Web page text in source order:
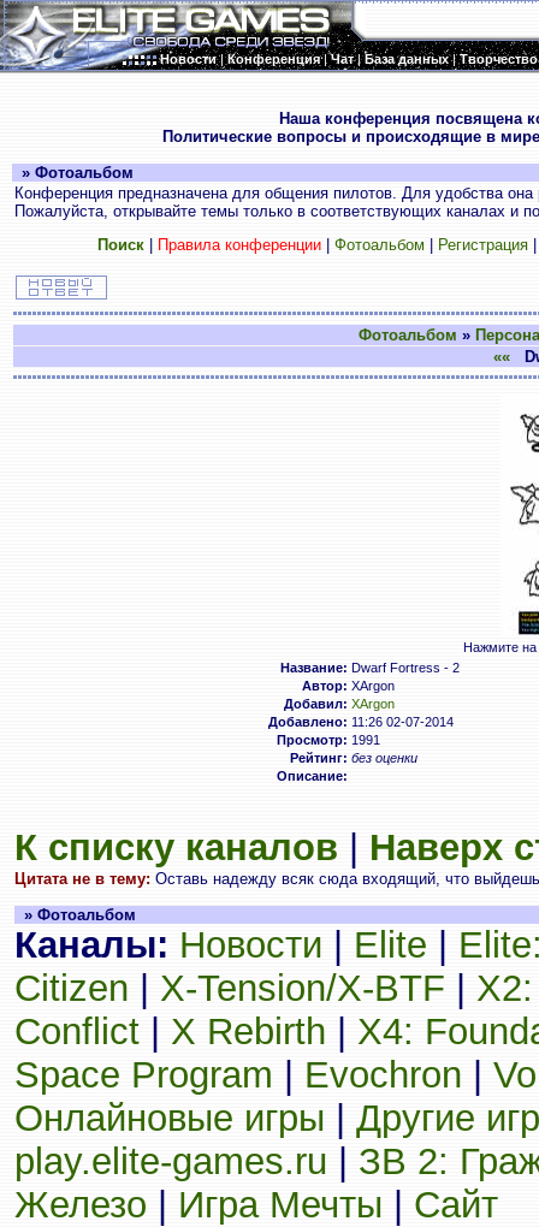
Новости|Конференция|Чат|База данных|Творчество
Наша конференция посвящена
Политические вопросы и происходящие в
» Фотоальбом
Конференция предназначена для общения пилотов. Для удобства
Пожалуйста, открывайте темы только в соответствующих каналах и
Поиск| Правила конференции| Фотоальбом Регистрация
Фотоальбом »
««
Нажмите на
Название: Dwarf Fortress - 2
Автор: XArgon
Добавил: XArgon
Добавлено: 11:26 02-07-2014
Просмотр: 1991
Рейтинг: без оценки
Описание:
К списку каналов Наверх
Цитата не в тему: Оставь надежду всяк сюда входящий, что
» Фотоальбом
Каналы: Новости Elite
Citizen
X-Tension/X-BTF
Conflict
X Rebirth
X4:
Space Program
Evochron
Онлайновые игры
Другие
play.elite-games.ru
ЗВ 2:
Железо
Игра Мечты Сайт